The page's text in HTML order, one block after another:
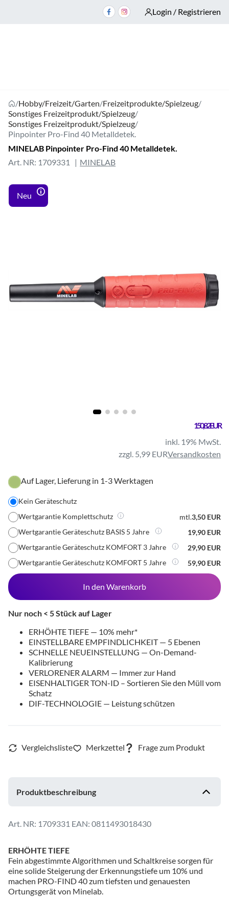
Login / Registrieren
/Hobby/Freizeit/Garten/Freizeitprodukte/Spielzeug/
Sonstiges Freizeitprodukt/Spielzeug/
Sonstiges Freizeitprodukt/Spielzeug/
Pinpointer Pro-Find 40 Metalldetek.
MINELAB Pinpointer Pro-Find 40 Metalldetek.
Art. NR: 1709331
MINELAB
Neu
150,82 EUR
inkl. 19% MwSt.
zzgl. 5,99 EURVersandkosten
Auf Lager, Lieferung in 1-3 Werktagen
Kein Geräteschutz
Wertgarantie Komplettschutz
3,50 EUR
mtl.
Wertgarantie Geräteschutz BASIS 5 Jahre
19,90 EUR
Wertgarantie Geräteschutz KOMFORT 3 Jahre
29,90 EUR
Wertgarantie Geräteschutz KOMFORT 5 Jahre
59,90 EUR
In den Warenkorb
Nur noch < 5 Stück auf Lager
ERHÖHTE TIEFE — 10% mehr*
EINSTELLBARE EMPFINDLICHKEIT — 5 Ebenen
SCHNELLE NEUEINSTELLUNG — On-Demand-
Kalibrierung
VERLORENER ALARM — Immer zur Hand
EISENHALTIGER TON-ID – Sortieren Sie den Müll vom
Schatz
DIF-TECHNOLOGIE — Leistung schützen
Produktbeschreibung
1709331 EAN: 0811493018430
ERHÖHTE TIEFE
Fein abgestimmte Algorithmen und Schaltkreise sorgen für
eine solide Steigerung der Erkennungstiefe um 10% und
machen PRO-FIND 40 zum tiefsten und genauesten
Ortungsgerät von Minelab.